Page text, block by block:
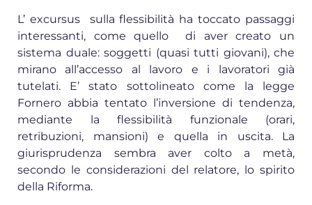
L’ excursus sulla flessibilità ha toccato passaggi
interessanti, come quello di aver creato un
sistema duale: soggetti (quasi tutti giovani), che
mirano all’accesso al lavoro e i lavoratori già
tutelati. E’ stato sottolineato come la legge
Fornero abbia tentato l’inversione di tendenza,
mediante la flessibilità funzionale (orari,
retribuzioni, mansioni) e quella in uscita. La
giurisprudenza sembra aver colto a metà,
secondo le considerazioni del relatore, lo spirito
della Riforma.